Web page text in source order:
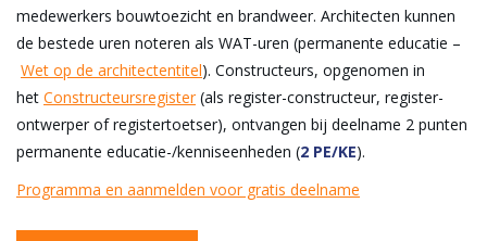
medewerkers bouwtoezicht en brandweer. Architecten kunnen
de bestede uren noteren als WAT-uren (permanente educatie –
Wet op de architectentitel). Constructeurs, opgenomen in
het Constructeursregister (als register-constructeur, register-
ontwerper of registertoetser), ontvangen bij deelname 2 punten
permanente educatie-/kenniseenheden (2 PE/KE).
Programma en aanmelden voor gratis deelname